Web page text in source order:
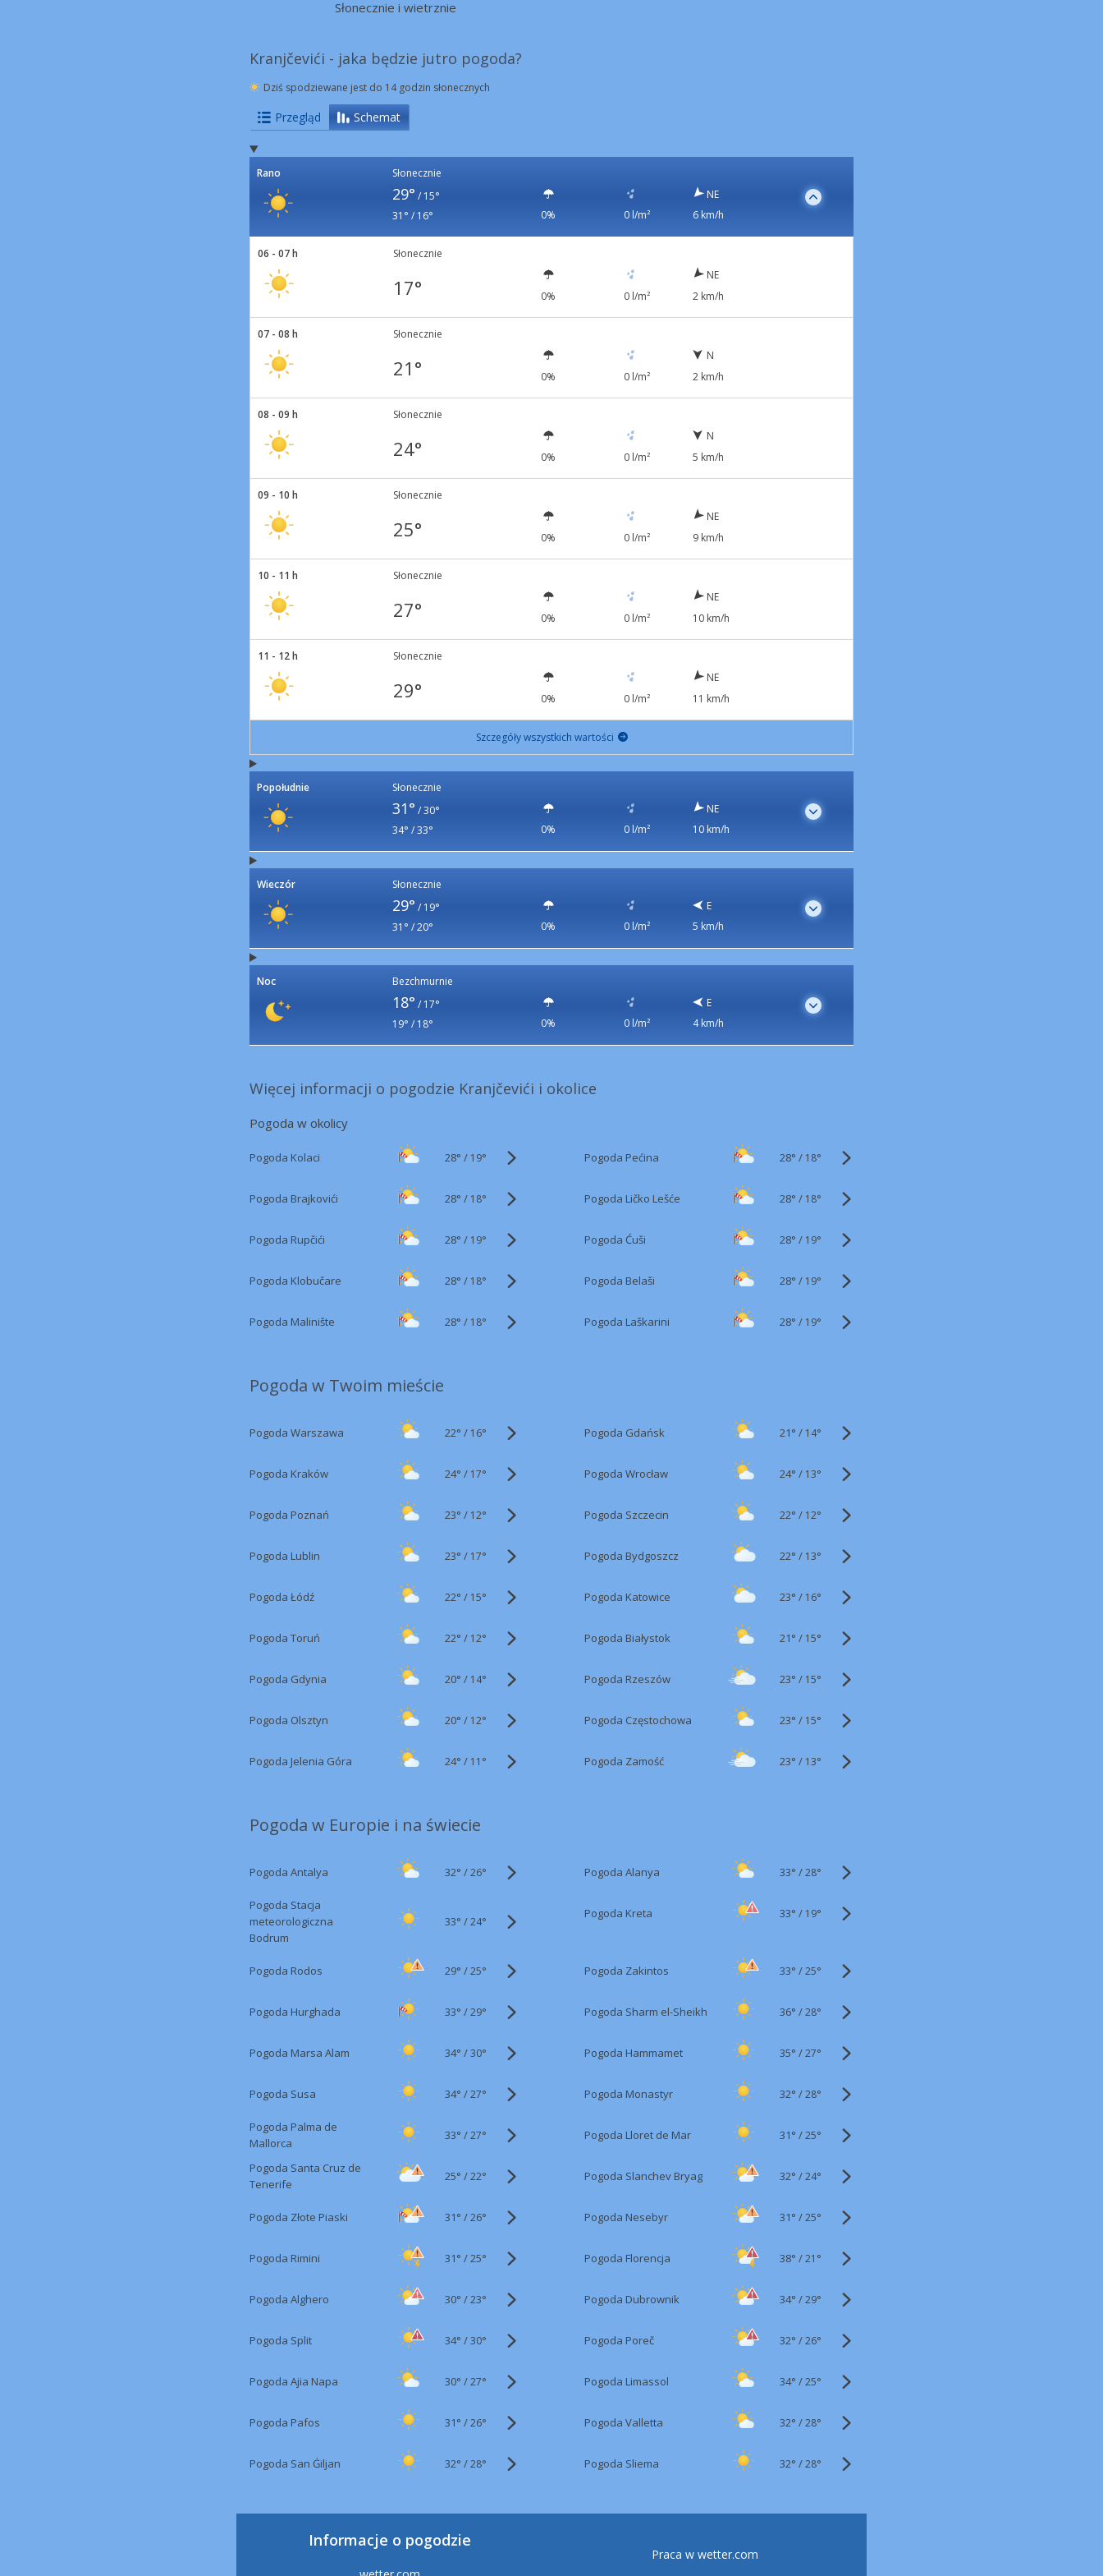
Słonecznie i wietrznie
Kranjčevići - jaka będzie jutro pogoda?
Dziś spodziewane jest do 14 godzin słonecznych
Przegląd Schemat
Rano Słonecznie
29° / 15°
31° / 16°
0% 0 l/m²
NE
6 km/h
06 - 07 h Słonecznie
17° 0% 0 l/m²
NE
2 km/h
07 - 08 h Słonecznie
21° 0% 0 l/m²
N
2 km/h
08 - 09 h Słonecznie
24° 0% 0 l/m²
N
5 km/h
09 - 10 h Słonecznie
25° 0% 0 l/m²
NE
9 km/h
10 - 11 h Słonecznie
27° 0% 0 l/m²
NE
10 km/h
11 - 12 h Słonecznie
29° 0% 0 l/m²
NE
11 km/h
Szczegóły wszystkich wartości
Popołudnie Słonecznie
31° /30°
34° / 33°
0% 0 l/m²
NE
10 km/h
Wieczór Słonecznie
29° / 19°
31° / 20°
0% 0 l/m²
E
5 km/h
Noc Bezchmurnie
18° / 17°
19° / 18°
0% 0 l/m²
E
4 km/h
Więcej informacji o pogodzie Kranjčevići i okolice
Pogoda w okolicy
Pogoda Kolaci 28° / 19° Pogoda Pećina 28° / 18°
Pogoda Brajkovići 28° / 18° Pogoda Ličko Lešće 28° / 18°
Pogoda Rupčići 28° / 19° Pogoda Ćuši 28° / 19°
Pogoda Klobučare 28° / 18° Pogoda Belaši 28° / 19°
Pogoda Malinište 28° / 18° Pogoda Laškarini 28° / 19°
Pogoda w Twoim mieście
Pogoda Warszawa 22° / 16° Pogoda Gdańsk 21° / 14°
Pogoda Kraków 24° / 17° Pogoda Wrocław 24° / 13°
Pogoda Poznań 23° / 12° Pogoda Szczecin 22° / 12°
Pogoda Lublin 23° / 17° Pogoda Bydgoszcz 22° / 13°
Pogoda Łódź 22° / 15° Pogoda Katowice 23° / 16°
Pogoda Toruń 22° / 12° Pogoda Białystok 21° / 15°
Pogoda Gdynia 20° / 14° Pogoda Rzeszów 23° / 15°
Pogoda Olsztyn 20° / 12° Pogoda Częstochowa 23° / 15°
Pogoda Jelenia Góra 24° / 11° Pogoda Zamość 23° / 13°
Pogoda w Europie i na świecie
Pogoda Antalya 32° /26° Pogoda Alanya 33° /28°
Pogoda Stacja
meteorologiczna
Bodrum
33° /24°
Pogoda Kreta 33° / 19°
Pogoda Rodos 29° /25° Pogoda Zakintos 33° /25°
Pogoda Hurghada 33° /29° Pogoda Sharm el-Sheikh 36° /28°
Pogoda Marsa Alam 34° /30° Pogoda Hammamet 35° /27°
Pogoda Susa 34° /27° Pogoda Monastyr 32° /28°
Pogoda Palma de
Mallorca
33° /27° Pogoda Lloret de Mar 31° /25°
Pogoda Santa Cruz de
Tenerife
25° /22° Pogoda Slanchev Bryag 32° /24°
Pogoda Złote Piaski 31° /26° Pogoda Nesebyr 31° /25°
Pogoda Rimini 31° /25° Pogoda Florencja 38° /21°
Pogoda Alghero 30° /23° Pogoda Dubrownik 34° /29°
Pogoda Split 34° /30° Pogoda Poreč 32° /26°
Pogoda Ajia Napa 30° /27° Pogoda Limassol 34° /25°
Pogoda Pafos 31° /26° Pogoda Valletta 32° /28°
Pogoda San Ġiljan 32° /28° Pogoda Sliema 32° /28°
Informacje o pogodzie
Praca w wetter.com